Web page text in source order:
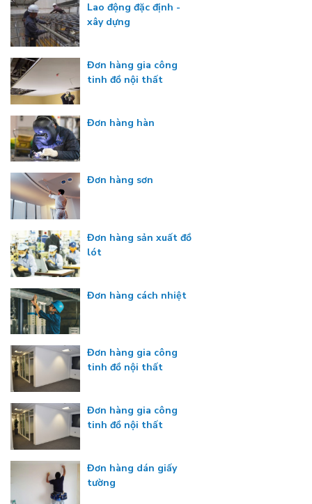
Lao động đặc định -
xây dựng
Đơn hàng gia công
tinh đồ nội thất
Đơn hàng hàn
Đơn hàng sơn
Đơn hàng sản xuất đồ
lót
Đơn hàng cách nhiệt
Đơn hàng gia công
tinh đồ nội thất
Đơn hàng gia công
tinh đồ nội thất
Đơn hàng dán giấy
tường